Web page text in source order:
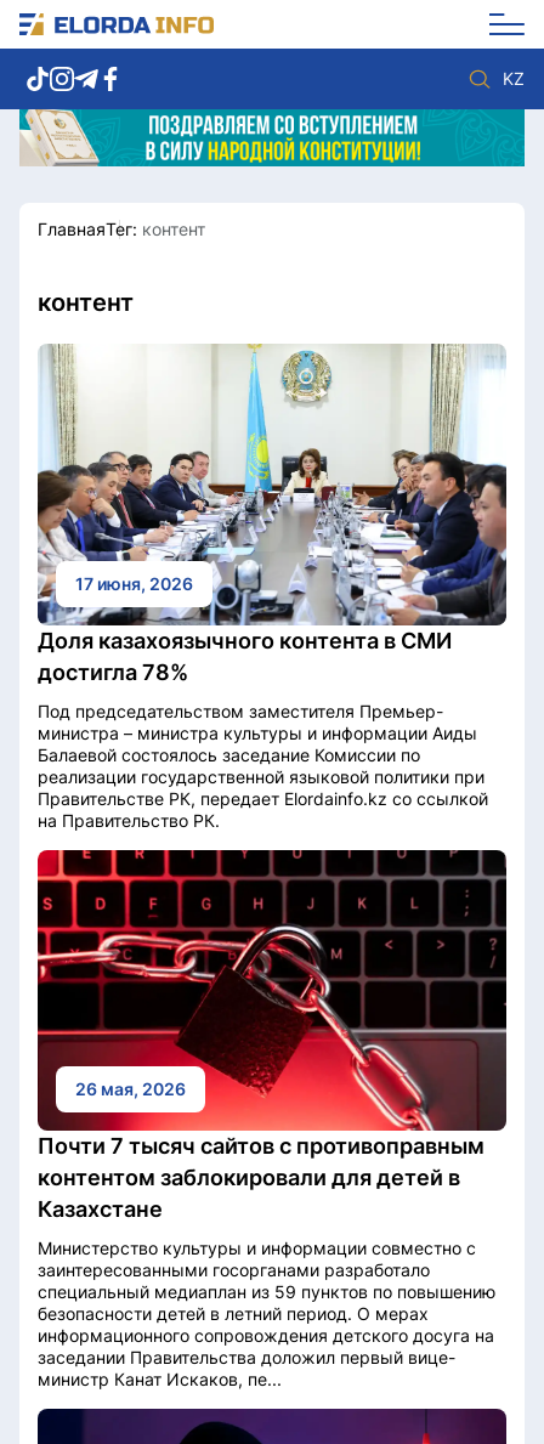
KZ
Новости столицы
Спорт
Видео
Мир
Послание
Служба Комплаенс
Этический кодекс
Служу стране
ГлавнаяТег: контент
контент
17 июня, 2026
Доля казахоязычного контента в СМИ
достигла 78%
Под председательством заместителя Премьер-
министра – министра культуры и информации Аиды
Балаевой состоялось заседание Комиссии по
реализации государственной языковой политики при
Правительстве РК, передает Elordainfo.kz со ссылкой
на Правительство РК.
26 мая, 2026
Почти 7 тысяч сайтов с противоправным
контентом заблокировали для детей в
Казахстане
Министерство культуры и информации совместно с
заинтересованными госорганами разработало
специальный медиаплан из 59 пунктов по повышению
безопасности детей в летний период. О мерах
информационного сопровождения детского досуга на
заседании Правительства доложил первый вице-
министр Канат Искаков, пе...